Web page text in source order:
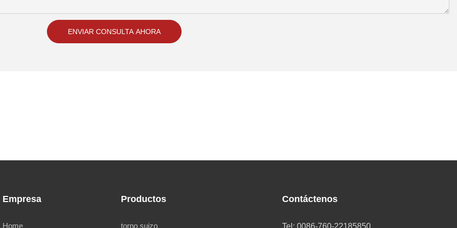
ENVIAR CONSULTA AHORA
Empresa
Home
Productos
torno suizo
Contáctenos
Tel: 0086-760-22185850